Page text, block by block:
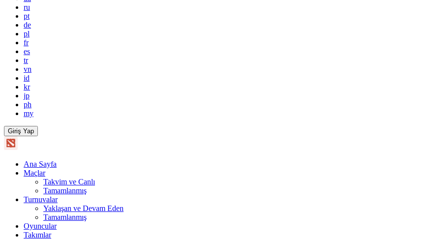
ru
pt
de
pl
fr
es
tr
vn
id
kr
jp
ph
my
Giriş Yap
Ana Sayfa
Maçlar
Takvim ve Canlı
Tamamlanmış
Turnuvalar
Yaklaşan ve Devam Eden
Tamamlanmış
Oyuncular
Takımlar